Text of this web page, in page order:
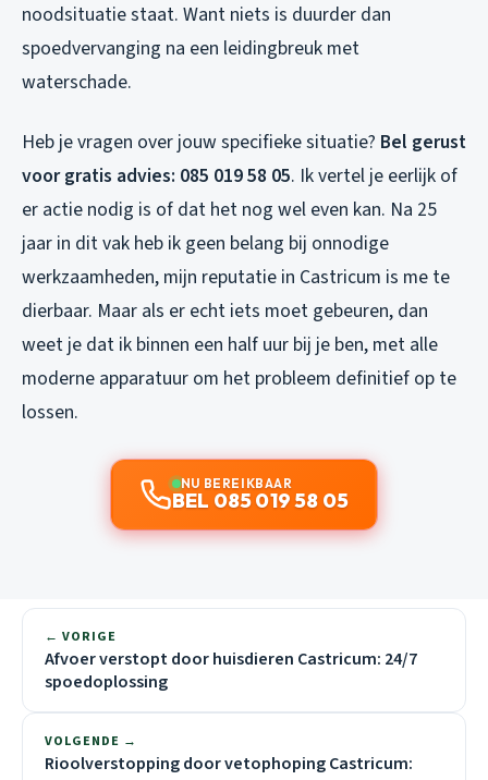
noodsituatie staat. Want niets is duurder dan
spoedvervanging na een leidingbreuk met
waterschade.
Heb je vragen over jouw specifieke situatie? Bel gerust
voor gratis advies: 085 019 58 05. Ik vertel je eerlijk of
er actie nodig is of dat het nog wel even kan. Na 25
jaar in dit vak heb ik geen belang bij onnodige
werkzaamheden, mijn reputatie in Castricum is me te
dierbaar. Maar als er echt iets moet gebeuren, dan
weet je dat ik binnen een half uur bij je ben, met alle
moderne apparatuur om het probleem definitief op te
lossen.
NU BEREIKBAAR
BEL 085 019 58 05
← VORIGE
Afvoer verstopt door huisdieren Castricum: 24/7
spoedoplossing
VOLGENDE →
Rioolverstopping door vetophoping Castricum: